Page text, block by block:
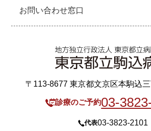
お問い合わせ窓口
〒113-8677 東京都文京区本駒込
診療のご予約03-
代表03-3823-2101